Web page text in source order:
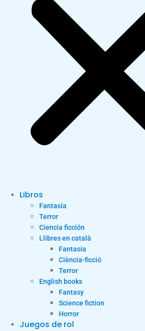
Libros
Fantasía
Terror
Ciencia ficción
Llibres en català
Fantasia
Ciència-ficció
Terror
English books
Fantasy
Science fiction
Horror
Juegos de rol